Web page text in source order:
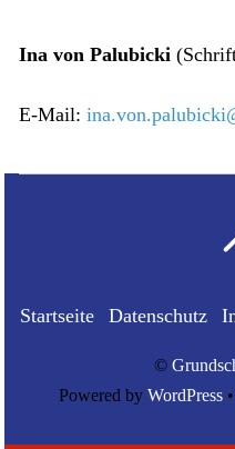
Ina von Palubicki
E-Mail:
Startseite Datenschutz
©
Powered by WordPress •